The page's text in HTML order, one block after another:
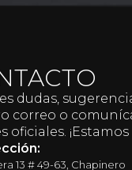
dudas,
correo o
oficiales.
13 # 49-63, Chapinero